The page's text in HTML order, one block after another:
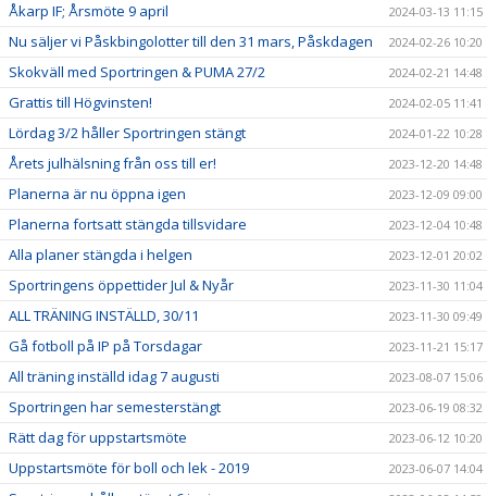
Åkarp IF; Årsmöte 9 april 2024-03-13 11:15
Nu säljer vi Påskbingolotter till den 31 mars, Påskdagen 2024-02-26 10:20
Skokväll med Sportringen & PUMA 27/2 2024-02-21 14:48
Grattis till Högvinsten! 2024-02-05 11:41
Lördag 3/2 håller Sportringen stängt 2024-01-22 10:28
Årets julhälsning från oss till er! 2023-12-20 14:48
Planerna är nu öppna igen 2023-12-09 09:00
Planerna fortsatt stängda tillsvidare 2023-12-04 10:48
Alla planer stängda i helgen 2023-12-01 20:02
Sportringens öppettider Jul & Nyår 2023-11-30 11:04
ALL TRÄNING INSTÄLLD, 30/11 2023-11-30 09:49
Gå fotboll på IP på Torsdagar 2023-11-21 15:17
All träning inställd idag 7 augusti 2023-08-07 15:06
Sportringen har semesterstängt 2023-06-19 08:32
Rätt dag för uppstartsmöte 2023-06-12 10:20
Uppstartsmöte för boll och lek - 2019 2023-06-07 14:04